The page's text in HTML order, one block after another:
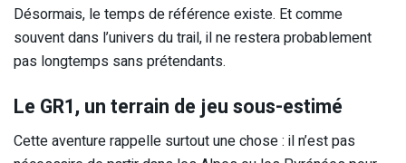
Désormais, le temps de référence existe. Et comme
souvent dans l’univers du trail, il ne restera probablement
pas longtemps sans prétendants.
Le GR1, un terrain de jeu sous-estimé
Cette aventure rappelle surtout une chose : il n’est pas